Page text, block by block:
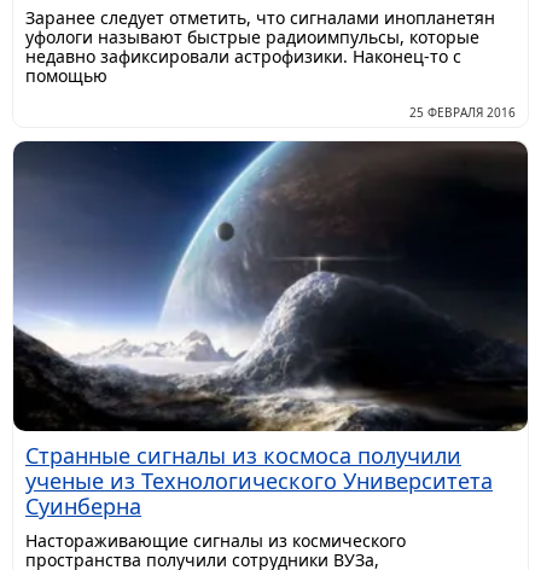
Заранее следует отметить, что сигналами инопланетян
уфологи называют быстрые радиоимпульсы, которые
недавно зафиксировали астрофизики. Наконец-то с
помощью
25 ФЕВРАЛЯ 2016
Странные сигналы из космоса получили
ученые из Технологического Университета
Суинберна
Настораживающие сигналы из космического
пространства получили сотрудники ВУЗа,